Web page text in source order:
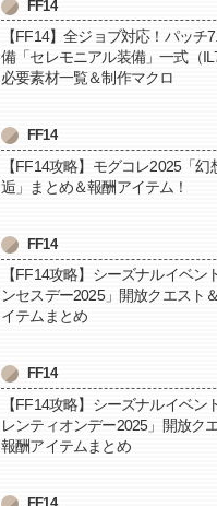
FF14
【FF14】全ジョブ対応！パッチ
備「セレモニアル装備」一式（
必要素材一覧＆制作マクロ
FF14
【FF14攻略】モグコレ2025「幻
逅」まとめ＆報酬アイテム！
FF14
【FF14攻略】シーズナルイベン
ンセスデー2025」開放クエスト
イテムまとめ
FF14
【FF14攻略】シーズナルイベン
レンティオンデー2025」開放ク
報酬アイテムまとめ